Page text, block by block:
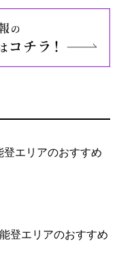
エリアのおすすめ
登エリアのおすすめ